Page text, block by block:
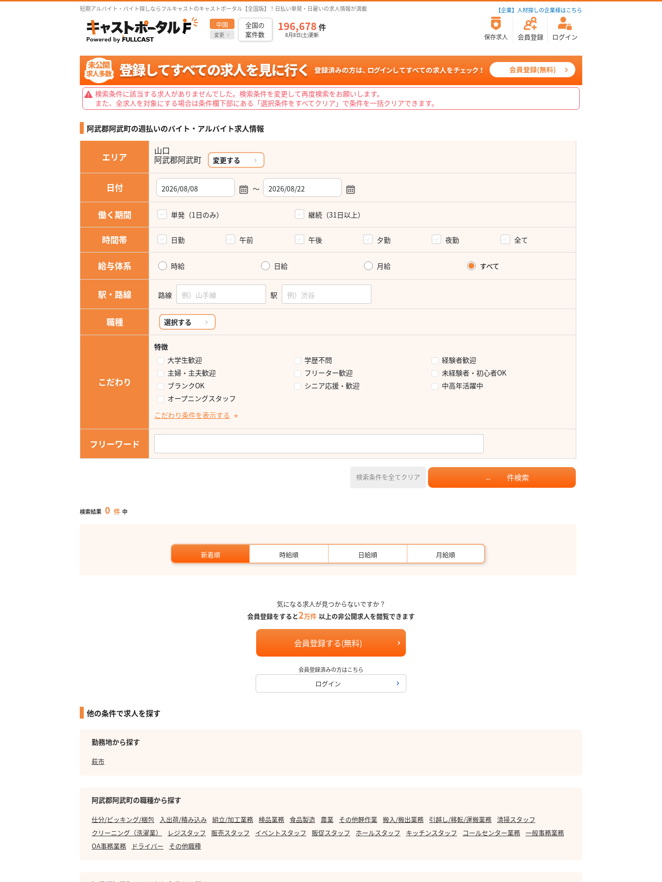
短期アルバイト・バイト探しならフルキャストのキャストポータル【全国版】！日払い単発・日雇いの求人情報が満載 【企業】人材探しの企業様はこちら
中国
変更
全国の
案件数
196,678 件
8月8日(土)更新 保存求人 会員登録 ログイン
検索条件に該当する求人がありませんでした。検索条件を変更して再度検索をお願いします。
また、全求人を対象にする場合は条件欄下部にある「選択条件をすべてクリア」で条件を一括クリアできます。
阿武郡阿武町の週払いのバイト・アルバイト求人情報
エリア
山口
阿武郡阿武町 変更する
日付 ～
働く期間 単発（1日のみ） 継続（31日以上）
時間帯 日勤 午前 午後 夕勤 夜勤 全て
給与体系 時給 日給 月給 すべて
駅・路線 路線 駅
職種 選択する
こだわり
特徴
大学生歓迎
学歴不問
経験者歓迎
主婦・主夫歓迎
フリーター歓迎
未経験者・初心者OK
ブランクOK
シニア応援・歓迎
中高年活躍中
オープニングスタッフ
こだわり条件を表示する
フリーワード
検索条件を全てクリア -- 件検索
検索結果 0 件 中
新着順 時給順 日給順 月給順
気になる求人が見つからないですか？
会員登録をすると2万件 以上の非公開求人を閲覧できます
会員登録する(無料)
会員登録済みの方はこちら
ログイン
他の条件で求人を探す
勤務地から探す
萩市
阿武郡阿武町の職種から探す
仕分/ピッキング/梱包 入出荷/積み込み 組立/加工業務 検品業務 食品製造 農業 その他軽作業 搬入/搬出業務 引越し/移転/運搬業務 清掃スタッフ
クリーニング（洗濯業）
レジスタッフ 販売スタッフ イベントスタッフ 販促スタッフ ホールスタッフ キッチンスタッフ コールセンター業務 一般事務業務
OA事務業務
ドライバー その他職種